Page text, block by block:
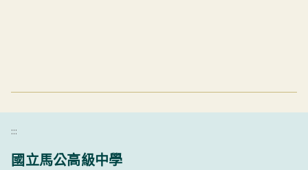
:::
國立馬公高級中學